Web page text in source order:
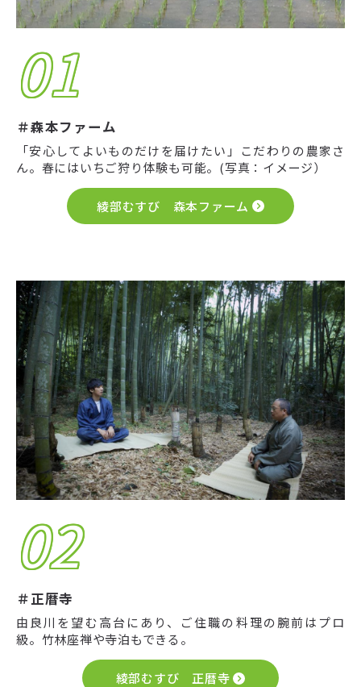
01
＃森本ファーム
「安心してよいものだけを届けたい」こだわりの農家さ
ん。春にはいちご狩り体験も可能。(写真：イメージ）
綾部むすび 森本ファーム
02
＃正暦寺
由良川を望む高台にあり、ご住職の料理の腕前はプロ
級。竹林座禅や寺泊もできる。
綾部むすび 正暦寺